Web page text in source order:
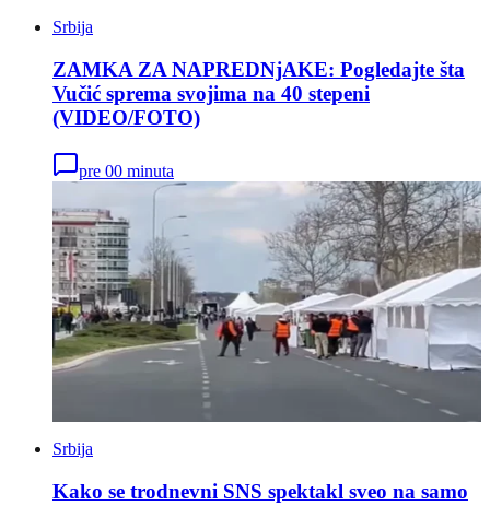
Srbija
ZAMKA ZA NAPREDNjAKE: Pogledajte šta
Vučić sprema svojima na 40 stepeni
(VIDEO/FOTO)
pre 00 minuta
Srbija
Kako se trodnevni SNS spektakl sveo na samo